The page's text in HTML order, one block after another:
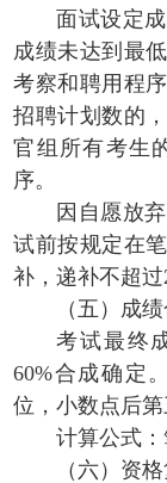
面试设定
成绩未达到最
考察和聘用程
招聘计划数的
官组所有考生
序。
因自愿放
试前按规定在
补，递补不超过
（五）成
考试最终
60%合成确定
位，小数点后第
计算公式：
（六）资